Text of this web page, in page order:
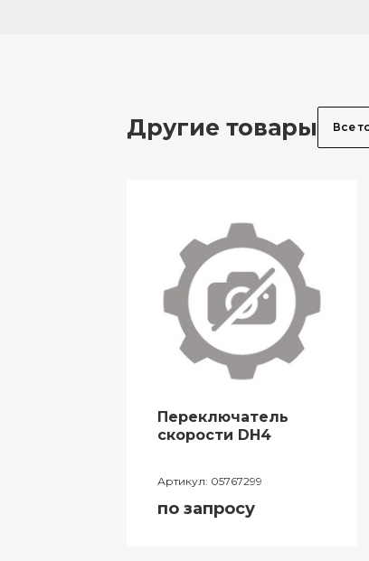
Другие товары Все
Переключатель
скорости DH4
Артикул: 05767299
по запросу